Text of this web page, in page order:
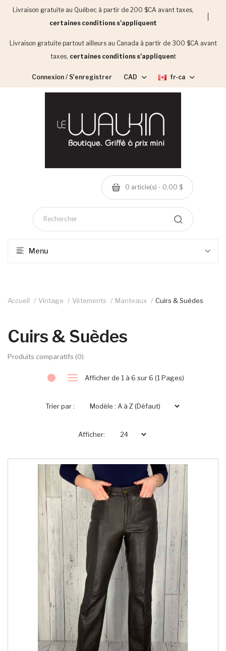
Livraison gratuite au Québec à partir de 200 $CA avant taxes,
certaines conditions s'appliquent
Livraison gratuite partout ailleurs au Canada à partir de 300 $CA avant
taxes, certaines conditions s'appliquent
Connexion / S'enregistrer CAD fr-ca
0 article(s) - 0,00 $
Menu
Accueil Vintage Vêtements Manteaux Cuirs & Suèdes
Cuirs & Suèdes
Produits comparatifs (0)
Afficher de 1 à 6 sur 6 (1 Pages)
Trier par :
Afficher: